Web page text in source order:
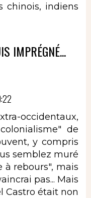
chinois, indiens
IMPRÉGNÉ...
occidentaux,
de
y compris
semblez muré
à rebours", mais
pas... Mais
Castro était non